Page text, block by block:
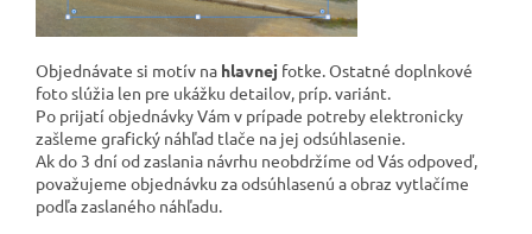
Objednávate si motív na hlavnej fotke. Ostatné doplnkové
foto slúžia len pre ukážku detailov, príp. variánt.
Po prijatí objednávky Vám v prípade potreby elektronicky
zašleme grafický náhľad tlače na jej odsúhlasenie.
Ak do 3 dní od zaslania návrhu neobdržíme od Vás odpoveď,
považujeme objednávku za odsúhlasenú a obraz vytlačíme
podľa zaslaného náhľadu.